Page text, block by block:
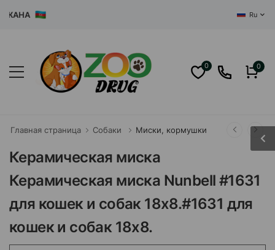
Ru
0 0
Главная страница Собаки Миски, кормушки
Керамическая миска
Керамическая миска Nunbell #1631
для кошек и собак 18x8.#1631 для
кошек и собак 18x8.